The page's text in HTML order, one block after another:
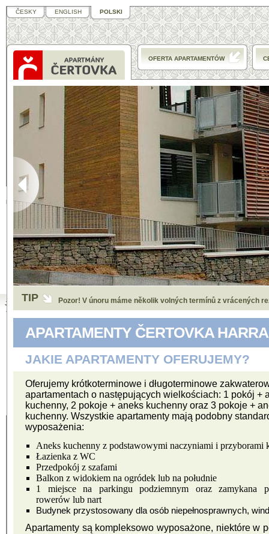
TIP
Pozor! V únoru máme několik volných termínů z vrácených
Facebook. Become our friend on Facebook. Be in contact with
APARTAMENTY ČERTOVKA
JAKIE APARTAMENTY OFERUJEMY?
Oferujemy krótkoterminowe i długoterminowe
apartamentach o następujących wielkościach: 1 pokój +
kuchenny, 2 pokoje + aneks kuchenny oraz 3 pokoje +
kuchenny. Wszystkie apartamenty mają podobny
wyposażenia:
Aneks kuchenny z podstawowymi naczyniami i przyborami
Łazienka z WC
Przedpokój z szafami
Balkon z widokiem na ogródek lub na południe
1 miejsce na parkingu podziemnym oraz zamykana
rowerów lub nart
Budynek przystosowany dla osób niepełnosprawnych,
Apartamenty są kompleksowo wyposażone, niektóre w
OFERTA APARTAMENTÓW
ČESKY ENGLISH POLSKI
Pogoda w
Harrachovie
°C
°C
°C
In-počasí
Jak znaleźć
Apartamenty
Maps
Facebook